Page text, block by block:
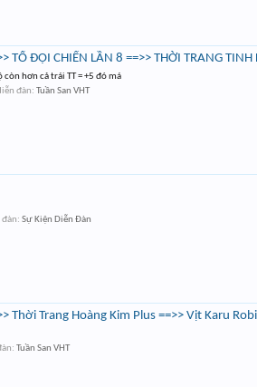
TỔ ĐỘI CHIẾN LẦN 8 ==>> THỜI TRANG TINH
hơn cả trái TT = +5 đó má
đàn: Tuần San VHT
Sự Kiện Diễn Đàn
Thời Trang Hoàng Kim Plus ==>> Vịt Karu
Tuần San VHT